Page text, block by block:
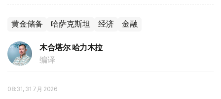
黄金储备 哈萨克斯坦 经济 金融
木合塔尔 哈力木拉
编译
08:31, 31 7月 2026